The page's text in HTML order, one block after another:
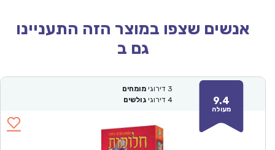
אנשים שצפו במוצר הזה התעניינו
גם ב
9.4
מעולה
3 דירוגי מומחים
4 דירוגי גולשים